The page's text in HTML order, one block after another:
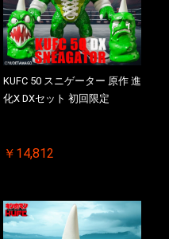
KUFC 50 スニゲーター 原作 進
化X DXセット 初回限定
￥14,812